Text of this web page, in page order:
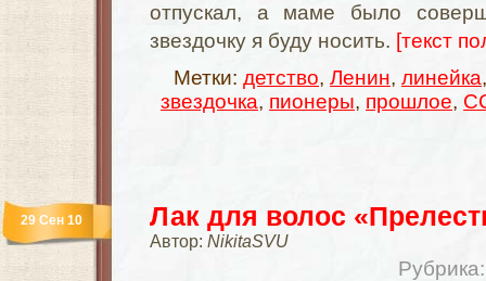
отпускал, а маме было
звездочку я буду носить. [текст
Метки: детство, Ленин, линейка
звездочка, пионеры, прошлое,
Лак для волос
Автор: NikitaSVU
29 Сен 10